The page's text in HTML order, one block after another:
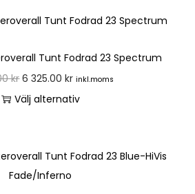
Tunt Fodrad 23 Spectrum
kr 6 325.00kr inkl.moms
Välj alternativ